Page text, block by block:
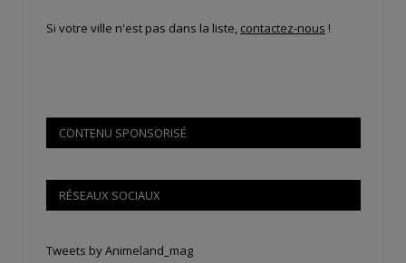
Si votre ville n'est pas dans la liste, contactez-nous !
CONTENU SPONSORISÉ
RÉSEAUX SOCIAUX
Tweets by Animeland_mag